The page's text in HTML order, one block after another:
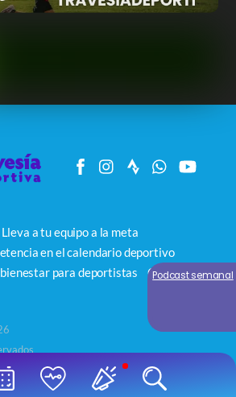
Lleva a tu equipo a la meta
en el calendario deportivo
para deportistas
Contacto
Podcast semanal